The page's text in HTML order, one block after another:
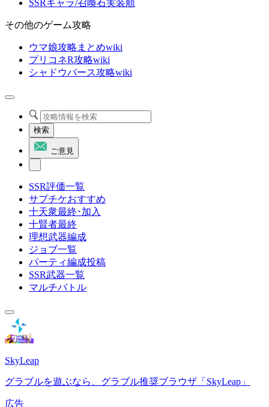
SSRキャラ/召喚石実装順
その他のゲーム攻略
ウマ娘攻略まとめwiki
プリコネR攻略wiki
シャドウバース攻略wiki
検索
ご意見
SSR評価一覧
サプチケおすすめ
十天衆最終･加入
十賢者最終
理想武器編成
ジョブ一覧
パーティ編成投稿
SSR武器一覧
マルチバトル
SkyLeap
グラブルを遊ぶなら、グラブル推奨ブラウザ「SkyLeap」
広告